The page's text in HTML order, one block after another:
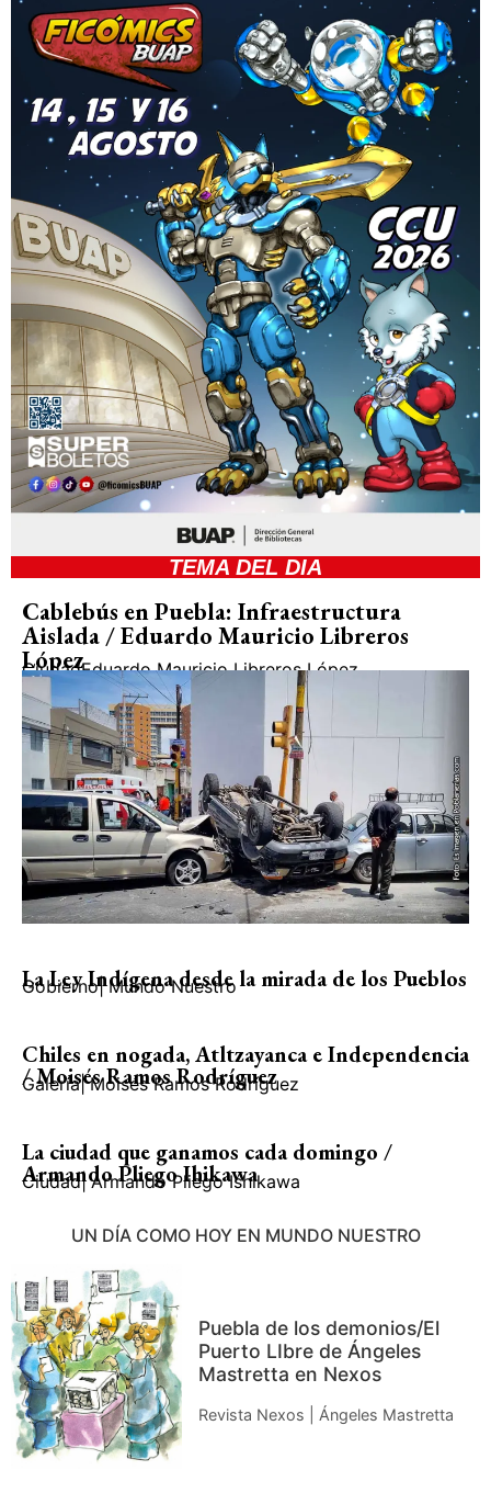
TEMA DEL DIA
Cablebús en Puebla: Infraestructura
Aislada / Eduardo Mauricio Libreros
López
CiudadEduardo Mauricio Libreros López
La Ley Indígena desde la mirada de los Pueblos
Gobierno| Mundo Nuestro
Chiles en nogada, Atltzayanca e Independencia
/ Moisés Ramos Rodríguez
Galería| Moisés Ramos Rodríguez
La ciudad que ganamos cada domingo /
Armando Pliego Ihikawa
Ciudad| Armando Pliego Ishikawa
UN DÍA COMO HOY EN MUNDO NUESTRO
Puebla de los demonios/El
Puerto LIbre de Ángeles
Mastretta en Nexos
Revista Nexos | Ángeles Mastretta